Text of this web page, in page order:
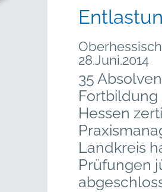
28.Juni.2014
35
Fortbildung
Hessen
Landkreis
Prüfungen